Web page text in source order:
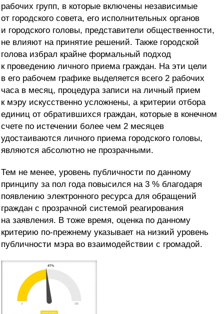
рабочих групп, в которые включены независимые
от городского совета, его исполнительных органов
и городского головы, представители общественности,
не влияют на принятие решений. Также городской
голова избрал крайне формальный подход
к проведению личного приема граждан. На эти цели
в его рабочем графике выделяется всего 2 рабочих
часа в месяц, процедура записи на личный прием
к мэру искусственно усложнены, а критерии отбора
единиц от обратившихся граждан, которые в конечном
счете по истечении более чем 2 месяцев
удостаиваются личного приема городского головы,
являются абсолютно не прозрачными.
Тем не менее, уровень публичности по данному
принципу за пол года повысился на 3 % благодаря
появлению электронного ресурса для обращений
граждан с прозрачной системой реагирования
на заявления. В тоже время, оценка по данному
критерию по-прежнему указывает на низкий уровень
публичности мэра во взаимодействии с громадой.